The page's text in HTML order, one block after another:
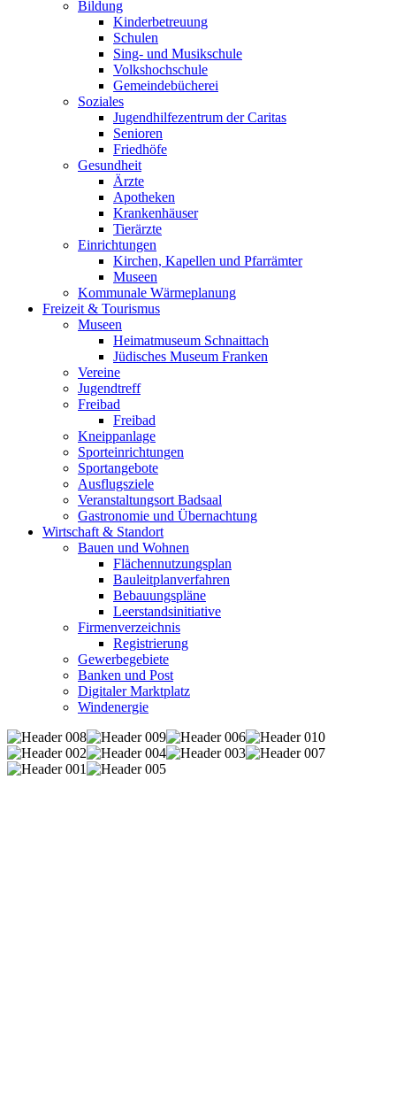
Bildung
Kinderbetreuung
Schulen
Sing- und Musikschule
Volkshochschule
Gemeindebücherei
Soziales
Jugendhilfezentrum der Caritas
Senioren
Friedhöfe
Gesundheit
Ärzte
Apotheken
Krankenhäuser
Tierärzte
Einrichtungen
Kirchen, Kapellen und Pfarrämter
Museen
Kommunale Wärmeplanung
Freizeit & Tourismus
Museen
Heimatmuseum Schnaittach
Jüdisches Museum Franken
Vereine
Jugendtreff
Freibad
Freibad
Kneippanlage
Sporteinrichtungen
Sportangebote
Ausflugsziele
Veranstaltungsort Badsaal
Gastronomie und Übernachtung
Wirtschaft & Standort
Bauen und Wohnen
Flächennutzungsplan
Bauleitplanverfahren
Bebauungspläne
Leerstandsinitiative
Firmenverzeichnis
Registrierung
Gewerbegebiete
Banken und Post
Digitaler Marktplatz
Windenergie